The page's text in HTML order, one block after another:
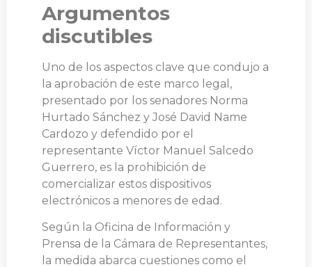
Argumentos
discutibles
Uno de los aspectos clave que condujo a
la aprobación de este marco legal,
presentado por los senadores Norma
Hurtado Sánchez y José David Name
Cardozo y defendido por el
representante Víctor Manuel Salcedo
Guerrero, es la prohibición de
comercializar estos dispositivos
electrónicos a menores de edad.
Según la Oficina de Información y
Prensa de la Cámara de Representantes,
la medida abarca cuestiones como el